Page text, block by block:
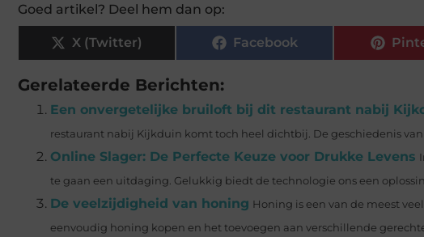
Goed artikel? Deel hem dan op:
X (Twitter) Facebook
Gerelateerde Berichten:
Een onvergetelijke bruiloft bij dit restaurant nabij
restaurant nabij Kijkduin komt toch heel dichtbij. De geschiedenis van
Online Slager: De Perfecte Keuze voor Drukke Levens
te gaan een uitdaging. Gelukkig biedt de technologie ons een
De veelzijdigheid van honing Honing is een van de meest
eenvoudig honing kopen en het toevoegen aan verschillende